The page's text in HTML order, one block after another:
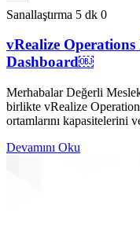
Sanallaştırma 5 dk 0
vRealize
Dashboard￼
Merhabalar Değerli
birlikte vRealize
ortamlarını kapasitelerini
Devamını Oku